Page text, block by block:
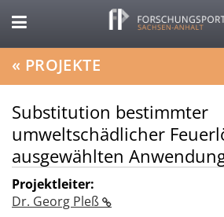
« PROJEKTE
Substitution bestimmter
umweltschädlicher
ausgewählten
Projektleiter:
Dr. Georg Pleß